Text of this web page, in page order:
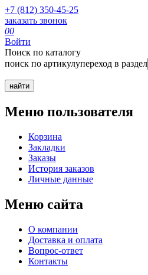
+7 (812) 350-45-25
заказать звонок
00
Войти
Поиск по каталогу
поиск по артикулупереход в раздел
Меню пользователя
Корзина
Закладки
Заказы
История заказов
Личные данные
Меню сайта
О компании
Доставка и оплата
Вопрос-ответ
Контакты